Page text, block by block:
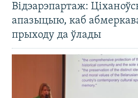
Відэарэпартаж:
апазыцыю, каб
прыходу да ўлады